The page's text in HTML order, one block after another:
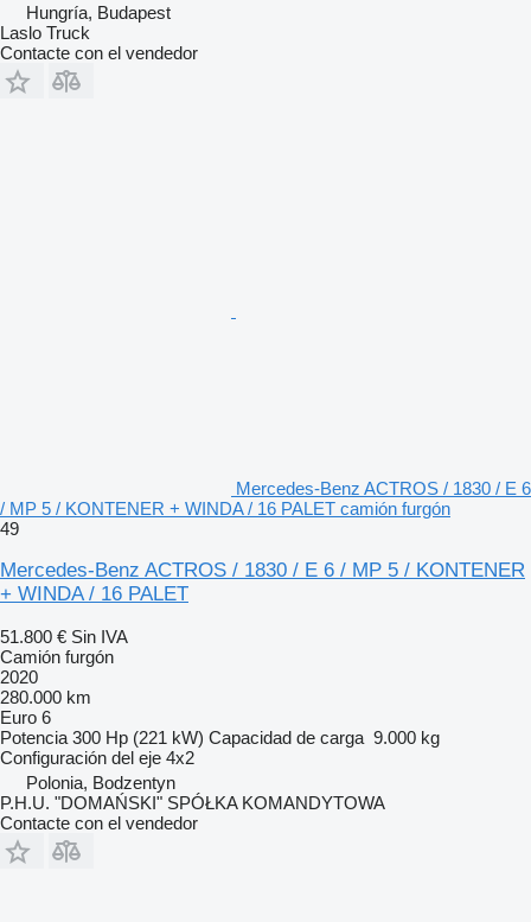
Hungría, Budapest
Laslo Truck
Contacte con el vendedor
Mercedes-Benz ACTROS / 1830 / E 6
/ MP 5 / KONTENER + WINDA / 16 PALET camión furgón
49
Mercedes-Benz ACTROS / 1830 / E 6 / MP 5 / KONTENER
+ WINDA / 16 PALET
51.800 € Sin IVA
Camión furgón
2020
280.000 km
Euro 6
Potencia 300 Hp (221 kW) Capacidad de carga 9.000 kg
Configuración del eje 4x2
Polonia, Bodzentyn
P.H.U. "DOMAŃSKI" SPÓŁKA KOMANDYTOWA
Contacte con el vendedor